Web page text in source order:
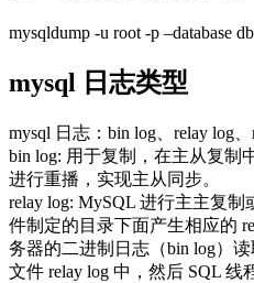
mysqldump -u root -p –database
mysql 日志类型
mysql 日志：bin log、relay log
bin log: 用于复制，在主从复制
进行重播，实现主从同步。
relay log: MySQL 进行主主复
件制定的目录下面产生相应的
务器的二进制日志（bin log）
文件 relay log 中，然后 SQL 线